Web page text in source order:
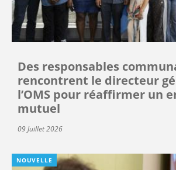
Des responsables
rencontrent le directeur
l’OMS pour réaffirmer un
mutuel
09 Juillet 2026
NOUVELLE